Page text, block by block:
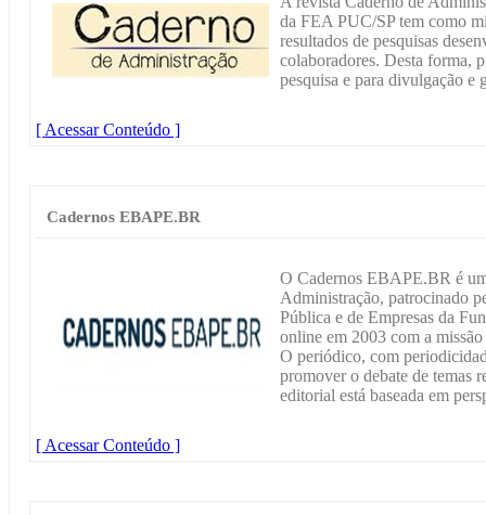
da FEA PUC/SP tem como
resultados de pesquisas
colaboradores. Desta forma,
pesquisa e para divulgação e
[ Acessar Conteúdo ]
Cadernos EBAPE.BR
O Cadernos EBAPE.BR é
Administração, patrocinado
Pública e de Empresas da
online em 2003 com a
O periódico, com
promover o debate de temas
editorial está baseada em
[ Acessar Conteúdo ]